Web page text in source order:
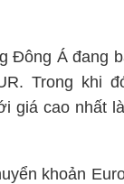
Đông Á đang
Trong khi
giá cao nhất
khoản